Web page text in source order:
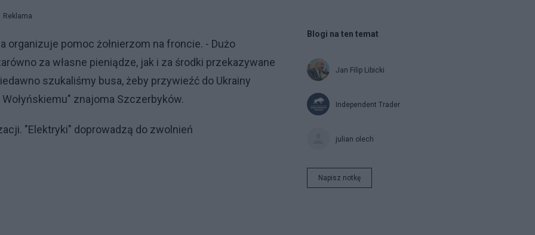
Reklama
organizuje pomoc żołnierzom na froncie. - Dużo
za własne pieniądze, jak i za środki przekazywane
szukaliśmy busa, żeby przywieźć do Ukrainy
znajoma Szczerbyków.
"Elektryki" doprowadzą do zwolnień
Blogi na ten temat
Jan Filip Libicki
Independent Trader
julian olech
Napisz notkę